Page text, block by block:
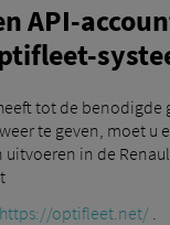
API-
tot de benodigde
te geven, moet u
in de
https://optifleet.net/.